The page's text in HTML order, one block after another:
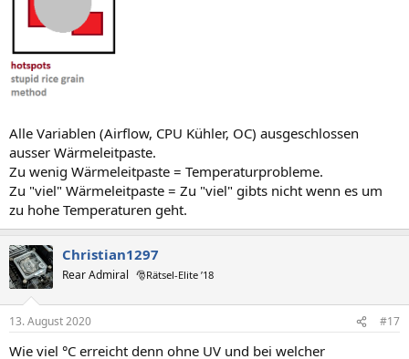
Alle Variablen (Airflow, CPU Kühler, OC) ausgeschlossen
ausser Wärmeleitpaste.
Zu wenig Wärmeleitpaste = Temperaturprobleme.
Zu "viel" Wärmeleitpaste = Zu "viel" gibts nicht wenn es um
zu hohe Temperaturen geht.
Christian1297
Rear Admiral 🎅Rätsel-Elite ’18
13. August 2020 #17
Wie viel °C erreicht denn ohne UV und bei welcher